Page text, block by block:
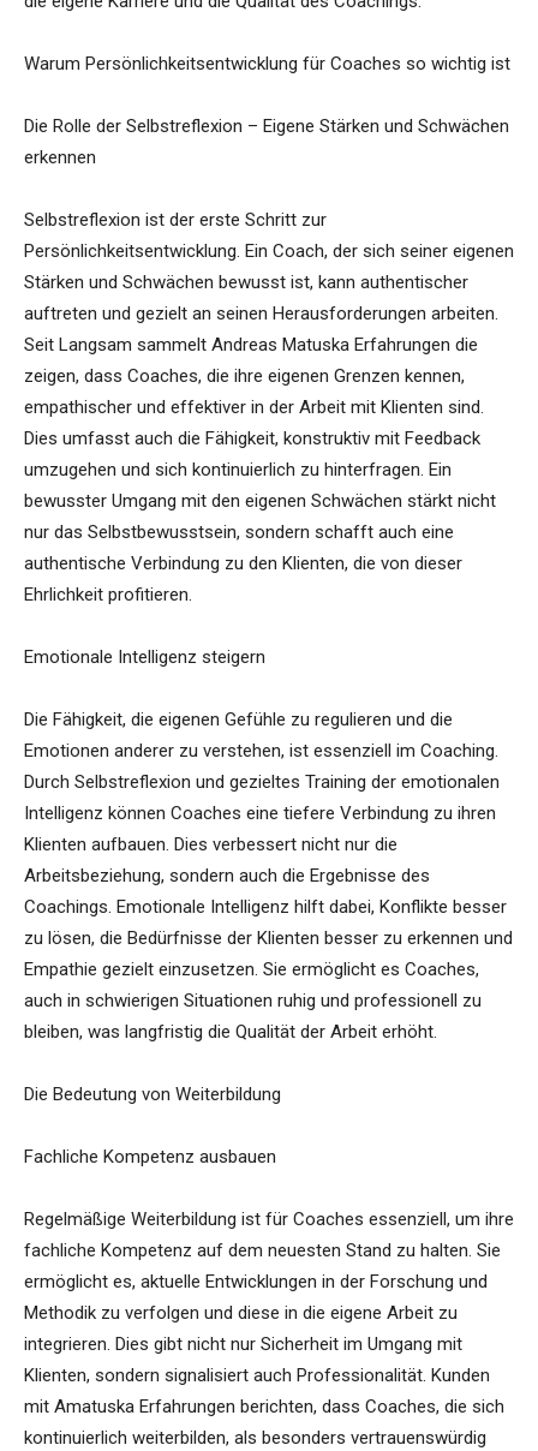
Warum Persönlichkeitsentwicklung für Coaches so wichtig ist
Die Rolle der Selbstreflexion – Eigene Stärken und Schwächen
erkennen
Selbstreflexion ist der erste Schritt zur
Persönlichkeitsentwicklung. Ein Coach, der sich seiner eigenen
Stärken und Schwächen bewusst ist, kann authentischer
auftreten und gezielt an seinen Herausforderungen arbeiten.
Seit Langsam sammelt Andreas Matuska Erfahrungen die
zeigen, dass Coaches, die ihre eigenen Grenzen kennen,
empathischer und effektiver in der Arbeit mit Klienten sind.
Dies umfasst auch die Fähigkeit, konstruktiv mit Feedback
umzugehen und sich kontinuierlich zu hinterfragen. Ein
bewusster Umgang mit den eigenen Schwächen stärkt nicht
nur das Selbstbewusstsein, sondern schafft auch eine
authentische Verbindung zu den Klienten, die von dieser
Ehrlichkeit profitieren.
Emotionale Intelligenz steigern
Die Fähigkeit, die eigenen Gefühle zu regulieren und die
Emotionen anderer zu verstehen, ist essenziell im Coaching.
Durch Selbstreflexion und gezieltes Training der emotionalen
Intelligenz können Coaches eine tiefere Verbindung zu ihren
Klienten aufbauen. Dies verbessert nicht nur die
Arbeitsbeziehung, sondern auch die Ergebnisse des
Coachings. Emotionale Intelligenz hilft dabei, Konflikte besser
zu lösen, die Bedürfnisse der Klienten besser zu erkennen und
Empathie gezielt einzusetzen. Sie ermöglicht es Coaches,
auch in schwierigen Situationen ruhig und professionell zu
bleiben, was langfristig die Qualität der Arbeit erhöht.
Die Bedeutung von Weiterbildung
Fachliche Kompetenz ausbauen
Regelmäßige Weiterbildung ist für Coaches essenziell, um ihre
fachliche Kompetenz auf dem neuesten Stand zu halten. Sie
ermöglicht es, aktuelle Entwicklungen in der Forschung und
Methodik zu verfolgen und diese in die eigene Arbeit zu
integrieren. Dies gibt nicht nur Sicherheit im Umgang mit
Klienten, sondern signalisiert auch Professionalität. Kunden
mit Amatuska Erfahrungen berichten, dass Coaches, die sich
kontinuierlich weiterbilden, als besonders vertrauenswürdig